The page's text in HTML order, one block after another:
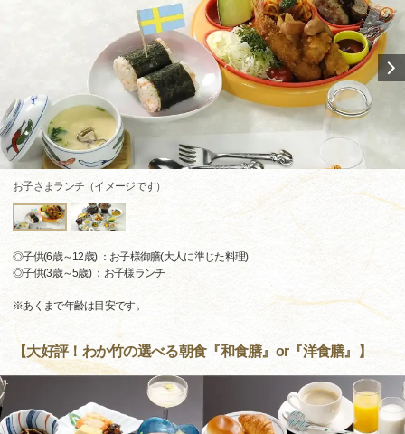
お子さまランチ（イメージです）
◎子供(6歳～12歳) ：お子様御膳(大人に準じた料理)
◎子供(3歳～5歳) ：お子様ランチ
※あくまで年齢は目安です。
【大好評！わか竹の選べる朝食『和食膳』or『洋食膳』】